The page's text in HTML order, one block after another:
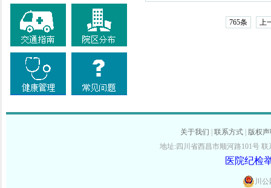
765条 上
关于我们 联系方式
版权
地址:四川省西昌市顺河路101号 联
医院纪检
川公